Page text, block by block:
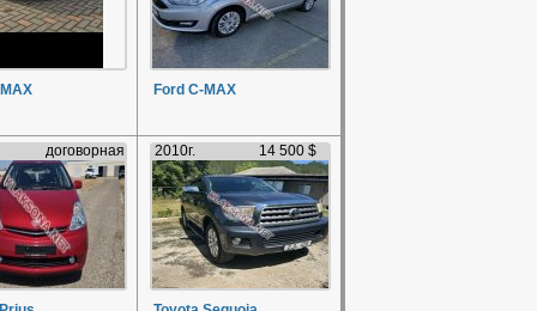
Ford C-MAX
договорная 2010г. 14 500 $